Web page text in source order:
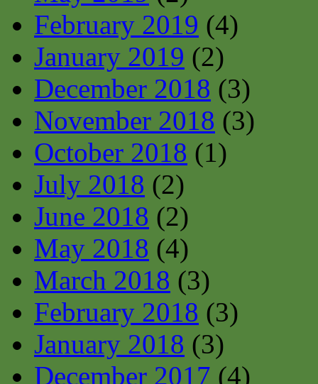
February 2019 (4)
January 2019 (2)
December 2018 (3)
November 2018 (3)
October 2018 (1)
July 2018 (2)
June 2018 (2)
May 2018 (4)
March 2018 (3)
February 2018 (3)
January 2018 (3)
December 2017 (4)